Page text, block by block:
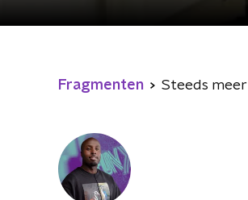
Fragmenten Steeds